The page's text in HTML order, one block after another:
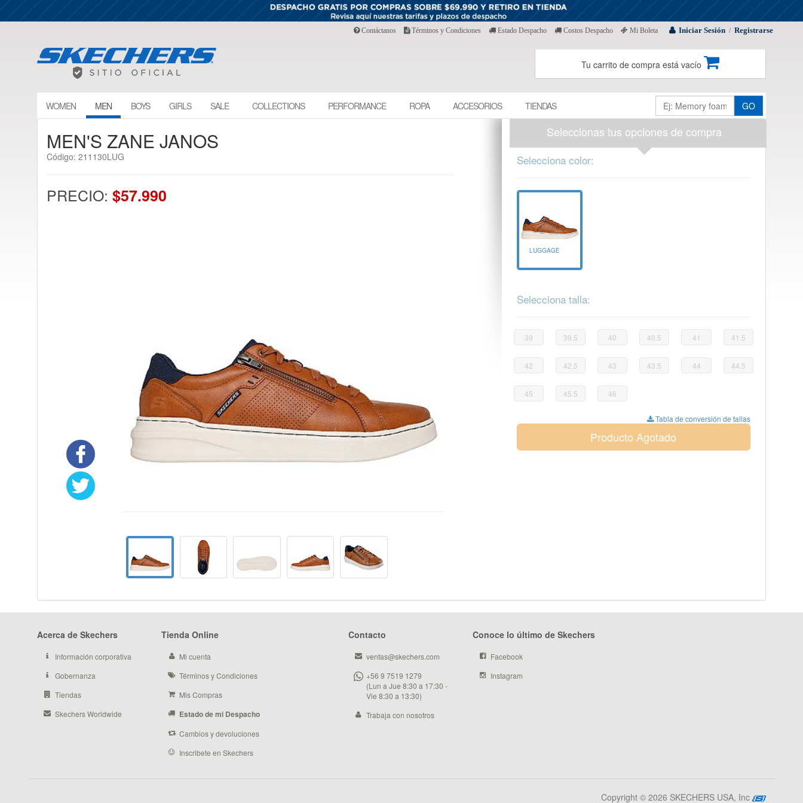
Iniciar Sesión / Registrarse
Contáctanos Términos y Condiciones Estado Despacho Costos Despacho Mi Boleta
Tu carrito de compra está vacío
WOMEN MEN BOYS GIRLS SALE COLLECTIONS PERFORMANCE ROPA ACCESORIOS TIENDAS GO
MEN'S ZANE JANOS
Código: 211130LUG
PRECIO: $57.990
Seleccionas tus opciones de compra
Selecciona color:
LUGGAGE
Selecciona talla:
39 39.5 40 40.5 41 41.5
42 42.5 43 43.5 44 44.5
45 45.5 46
Tabla de conversión de tallas
Producto Agotado
Acerca de Skechers
Información corporativa
Gobernanza
Tiendas
Skechers Worldwide
Tienda Online
Mi cuenta
Términos y Condiciones
Mis Compras
Estado de mi Despacho
Cambios y devoluciones
Inscribete en Skechers
Contacto
ventas@skechers.com
+56 9 7519 1279
(Lun a Jue 8:30 a 17:30 -
Vie 8:30 a 13:30)
Trabaja con nosotros
Conoce lo último de Skechers
Facebook
Instagram
Copyright © 2026 SKECHERS USA, Inc